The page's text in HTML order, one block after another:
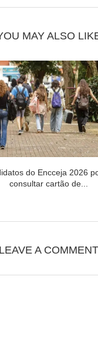
MAY ALSO
do Encceja 2026
consultar cartão de...
LEAVE A COMMENT